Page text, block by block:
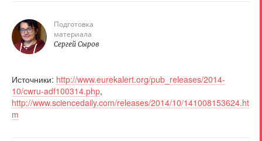
Подготовка
материала
Сергей Сыров
Источники: http://www.eurekalert.org/pub_releases/2014-
10/cwru-adf100314.php,
http://www.sciencedaily.com/releases/2014/10/141008153624.ht
m